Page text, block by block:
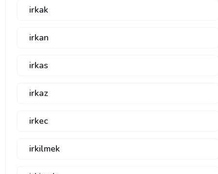
irkak
irkan
irkas
irkaz
irkec
irkilmek